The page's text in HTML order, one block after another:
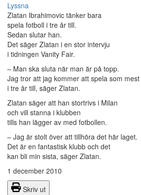
Lyssna
Zlatan Ibrahimovic tänker bara
spela fotboll i tre år till.
Sedan slutar han.
Det säger Zlatan i en stor intervju
i tidningen Vanity Fair.
– Man ska sluta när man är på topp.
Jag tror att jag kommer att spela som mest
i tre år till, säger Zlatan.
Zlatan säger att han stortrivs i Milan
och vill stanna i klubben
tills han lägger av med fotbollen.
– Jag är stolt över att tillhöra det här laget.
Det är en fantastisk klubb och det
kan bli min sista, säger Zlatan.
1 december 2010
Skriv ut